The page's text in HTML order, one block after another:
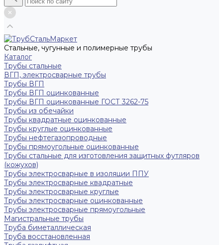
Стальные, чугунные и полимерные трубы
Каталог
Трубы стальные
ВГП, электросварные трубы
Трубы ВГП
Трубы ВГП оцинкованные
Трубы ВГП оцинкованные ГОСТ 3262-75
Трубы из обечайки
Трубы квадратные оцинкованные
Трубы круглые оцинкованные
Трубы нефтегазопроводные
Трубы прямоугольные оцинкованные
Трубы стальные для изготовления защитных футляров
(кожухов)
Трубы электросварные в изоляции ППУ
Трубы электросварные квадратные
Трубы электросварные круглые
Трубы электросварные оцинкованные
Трубы электросварные прямоугольные
Магистральные трубы
Труба биметаллическая
Труба восстановленная